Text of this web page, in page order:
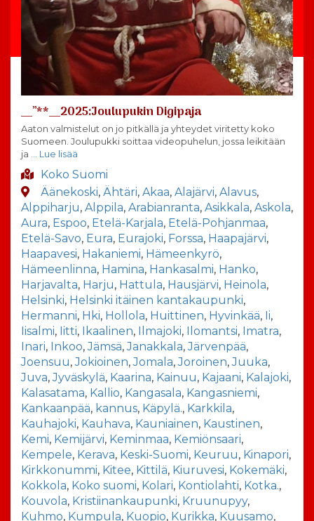
__”**__2025:Joulupukin Digipaja
Aaton valmistelut on jo pitkällä ja yhteydet viritetty koko
Suomeen. Joulupukki soittaa videopuhelun, jossa leikitään
ja … Lue lisää
Koko Suomi
Äänekoski, Ähtäri, Akaa, Alajärvi, Alavus,
Alppiharju, Alppila, Arabianranta, Asikkala, Askola,
Aura, Espoo, Etelä-Karjala, Etelä-Pohjanmaa,
Etelä-Savo, Eura, Eurajoki, Forssa, Haapajärvi,
Haapavesi, Hakaniemi, Hämeenkyrö,
Hämeenlinna, Hamina, Hankasalmi, Hanko,
Harjavalta, Harju, Hattula, Hausjärvi, Heinola,
Helsinki, Helsinki itäinen kantakaupunki,
Hermanni, Hki, Hollola, Huittinen, Hyvinkää, Ii,
Iisalmi, Iitti, Ikaalinen, Ilmajoki, Ilomantsi, Imatra,
Inari, Inkoo,Jämsä,Janakkala,Järvenpää,
Joensuu,Jokioinen,Jomala,Joroinen,Juuka,
Juva,Jyväskylä, Kaarina, Kainuu, Kajaani, Kalajoki,
Kalasatama, Kallio, Kangasala, Kangasniemi,
Kankaanpää, kannus, Käpylä., Karkkila,
Kauhajoki, Kauhava, Kauniainen, Kaustinen,
Kemi, Kemijärvi, Keminmaa, Kemiönsaari,
Kempele, Kerava, Keski-Suomi, Keuruu, Kinapori,
Kirkkonummi, Kitee, Kittilä, Kiuruvesi, Kokemäki,
Kokkola, Koko suomi, Kolari, Kontiolahti, Kotka.,
Kouvola, Kristiinankaupunki, Kruunupyy,
Kuhmo, Kumpula, Kuopio, Kurikka, Kuusamo,